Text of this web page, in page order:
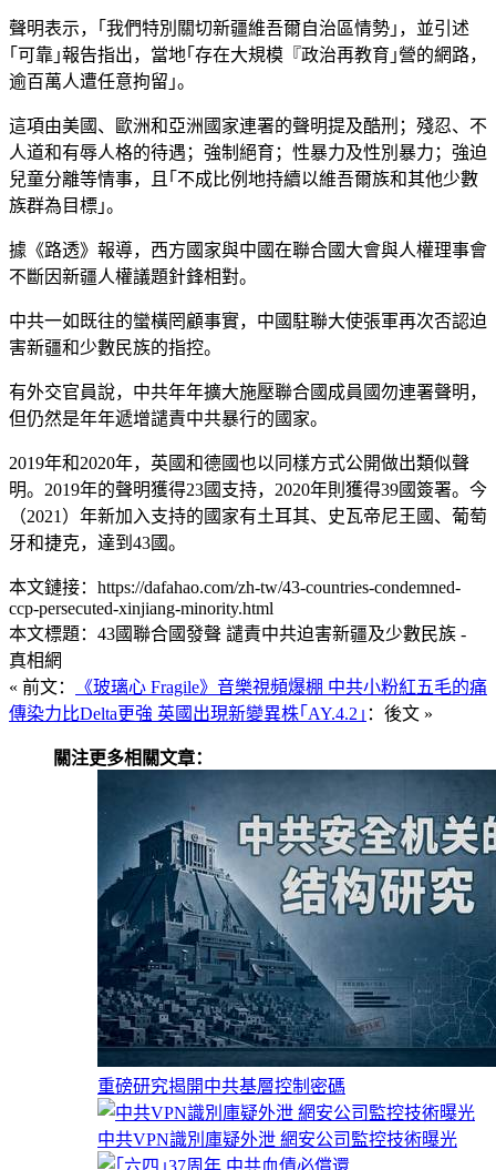
聲明表示，｢我們特別關切新疆維吾爾自治區情勢｣，並引述
｢可靠｣報告指出，當地｢存在大規模『政治再教育｣營的網路，
逾百萬人遭任意拘留｣。
這項由美國、歐洲和亞洲國家連署的聲明提及酷刑；殘忍、不
人道和有辱人格的待遇；強制絕育；性暴力及性別暴力；強迫
兒童分離等情事，且｢不成比例地持續以維吾爾族和其他少數
族群為目標｣。
據《路透》報導，西方國家與中國在聯合國大會與人權理事會
不斷因新疆人權議題針鋒相對。
中共一如既往的蠻橫罔顧事實，中國駐聯大使張軍再次否認迫
害新疆和少數民族的指控。
有外交官員說，中共年年擴大施壓聯合國成員國勿連署聲明，
但仍然是年年遞增譴責中共暴行的國家。
2019年和2020年，英國和德國也以同樣方式公開做出類似聲
明。2019年的聲明獲得23國支持，2020年則獲得39國簽署。今
（2021）年新加入支持的國家有土耳其、史瓦帝尼王國、葡萄
牙和捷克，達到43國。
本文鏈接：https://dafahao.com/zh-tw/43-countries-condemned-
ccp-persecuted-xinjiang-minority.html
本文標題：43國聯合國發聲 譴責中共迫害新疆及少數民族 -
真相網
« 前文：
《玻璃心 Fragile》音樂視頻爆棚 中共小粉紅五毛的痛
傳染力比Delta更強 英國出現新變異株｢AY.4.2｣ ：後文 »
關注更多相關文章：
重磅研究揭開中共基層控制密碼
中共VPN識別庫疑外泄 網安公司監控技術曝光